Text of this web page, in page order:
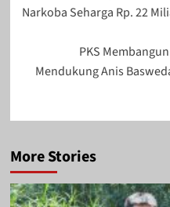
Narkoba Seharga Rp. 22
PKS
Mendukung Anis
More Stories